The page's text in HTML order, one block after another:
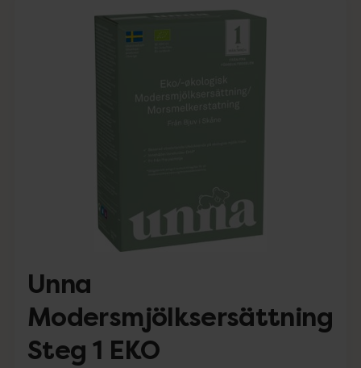
Lista: . Innehåller 1 objekt.
Hoppa över Lista
Unna
Modersmjölksersättning
Steg 1 EKO